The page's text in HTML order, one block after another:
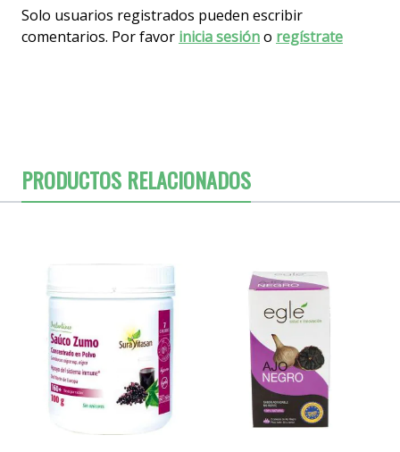
Solo usuarios registrados pueden escribir
comentarios. Por favor inicia sesióno regístrate
PRODUCTOS RELACIONADOS